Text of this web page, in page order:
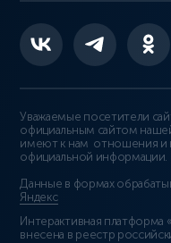
Уважаемые посетители
официальным сайтом
имеют к нам отношения и
официальной информации.
Данные в формах
Яндекс
Интерактивная
внесена в реестр